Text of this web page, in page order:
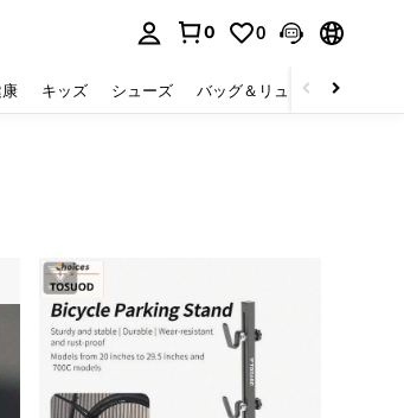
0 0
キッズ シューズ バッグ＆リュック